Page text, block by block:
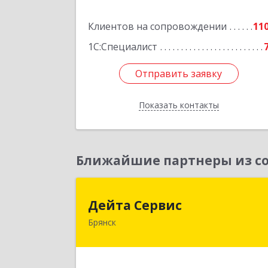
Клиентов на сопровождении
1С:Специалист
Отправить заявку
Показать контакты
Отправить заявку
Назад
Ближайшие партнеры из
Дейта Сервис
Брянск